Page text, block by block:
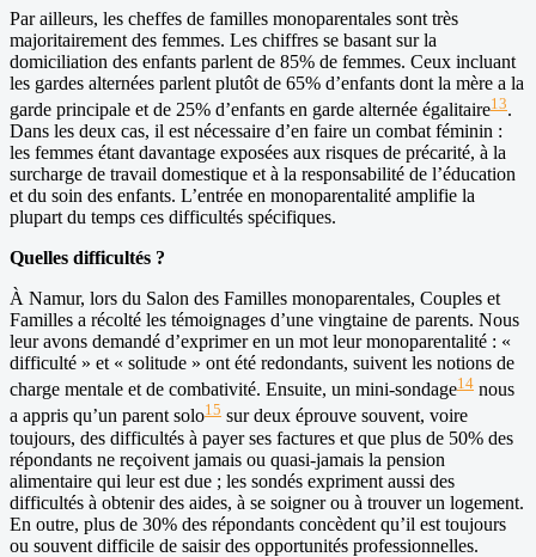
Par ailleurs, les cheffes de familles monoparentales sont très
majoritairement des femmes. Les chiffres se basant sur la
domiciliation des enfants parlent de 85% de femmes. Ceux incluant
les gardes alternées parlent plutôt de 65% d’enfants dont la mère a la
garde principale et de 25% d’enfants en garde alternée égalitaire13.
Dans les deux cas, il est nécessaire d’en faire un combat féminin :
les femmes étant davantage exposées aux risques de précarité, à la
surcharge de travail domestique et à la responsabilité de l’éducation
et du soin des enfants. L’entrée en monoparentalité amplifie la
plupart du temps ces difficultés spécifiques.
Quelles difficultés ?
À Namur, lors du Salon des Familles monoparentales, Couples et
Familles a récolté les témoignages d’une vingtaine de parents. Nous
leur avons demandé d’exprimer en un mot leur monoparentalité : «
difficulté » et « solitude » ont été redondants, suivent les notions de
charge mentale et de combativité. Ensuite, un mini-sondage14 nous
a appris qu’un parent solo15 sur deux éprouve souvent, voire
toujours, des difficultés à payer ses factures et que plus de 50% des
répondants ne reçoivent jamais ou quasi-jamais la pension
alimentaire qui leur est due ; les sondés expriment aussi des
difficultés à obtenir des aides, à se soigner ou à trouver un logement.
En outre, plus de 30% des répondants concèdent qu’il est toujours
ou souvent difficile de saisir des opportunités professionnelles.